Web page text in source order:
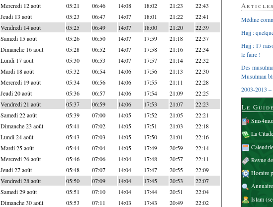
Mercredi 12 août 05:21 06:46 14:08 18:02 21:23 22:43
Jeudi 13 août 05:23 06:47 14:07 18:01 21:22 22:41
Vendredi 14 août 05:25 06:49 14:07 18:00 21:20 22:39
Samedi 15 août 05:26 06:50 14:07 17:59 21:18 22:37
Dimanche 16 août 05:28 06:52 14:07 17:58 21:16 22:34
Lundi 17 août 05:30 06:53 14:07 17:57 21:14 22:32
Mardi 18 août 05:32 06:54 14:06 17:56 21:13 22:30
Mercredi 19 août 05:34 06:56 14:06 17:55 21:11 22:28
Jeudi 20 août 05:36 06:57 14:06 17:54 21:09 22:25
Vendredi 21 août 05:37 06:59 14:06 17:53 21:07 22:23
Samedi 22 août 05:39 07:00 14:05 17:52 21:05 22:21
Dimanche 23 août 05:41 07:02 14:05 17:51 21:03 22:18
Lundi 24 août 05:43 07:03 14:05 17:50 21:01 22:16
Mardi 25 août 05:44 07:04 14:05 17:49 20:59 22:14
Mercredi 26 août 05:46 07:06 14:04 17:48 20:57 22:11
Jeudi 27 août 05:48 07:07 14:04 17:47 20:55 22:09
Vendredi 28 août 05:50 07:09 14:04 17:45 20:53 22:07
Samedi 29 août 05:51 07:10 14:04 17:44 20:51 22:04
Dimanche 30 août 05:53 07:11 14:03 17:43 20:49 22:02
Médine
Hajj :
Hajj : 17
le faire !
Des
Musulman
2003-2013 –
Le
La
Revue
Horaire
Islam